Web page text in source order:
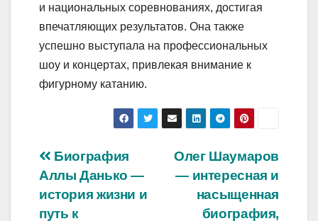
и национальных соревнованиях, достигая
впечатляющих результатов. Она также
успешно выступала на профессиональных
шоу и концертах, привлекая внимание к
фигурному катанию.
Навигация
по
Олег Шаумаров
— интересная и
насыщенная
биография,
Биография
Аллы Данько —
история жизни и
путь к